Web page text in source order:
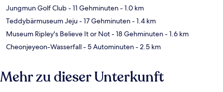
Jungmun Golf Club- 11 Gehminuten- 1.0 km
Teddybärmuseum Jeju- 17 Gehminuten- 1.4 km
Museum Ripley's Believe It or Not- 18 Gehminuten- 1.6 km
Cheonjeyeon-Wasserfall- 5 Autominuten- 2.5 km
Mehr zu dieser Unterkunft